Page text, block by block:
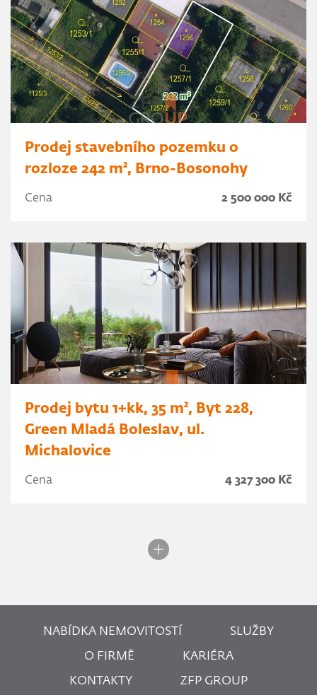
Prodej stavebního pozemku o
rozloze 242 m², Brno-Bosonohy
Cena 2 500 000 Kč
Prodej bytu 1+kk, 35 m², Byt 228,
Green Mladá Boleslav, ul.
Michalovice
Cena 4 327 300 Kč
NABÍDKA NEMOVITOSTÍ SLUŽBY
O FIRMĚ KARIÉRA
KONTAKTY ZFP GROUP